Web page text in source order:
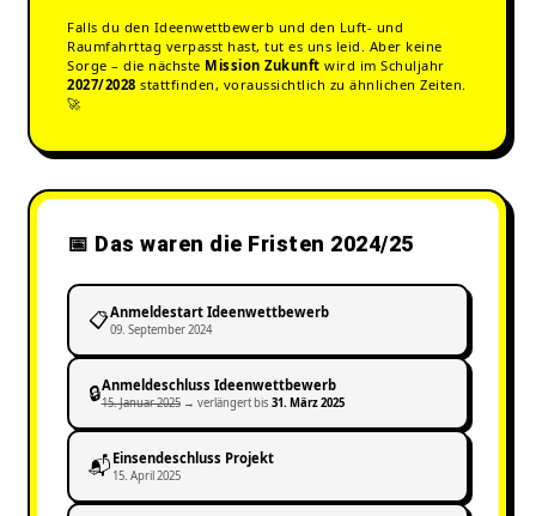
Falls du den Ideenwettbewerb und den Luft- und
Raumfahrttag verpasst hast, tut es uns leid. Aber keine
Sorge – die nächste Mission Zukunft wird im Schuljahr
2027/2028 stattfinden, voraussichtlich zu ähnlichen Zeiten.
🚀
📅 Das waren die Fristen 2024/25
📋Anmeldestart Ideenwettbewerb
09. September 2024
🔒Anmeldeschluss Ideenwettbewerb
15. Januar 2025→ verlängert bis 31. März 2025
📬 Einsendeschluss Projekt
15. April 2025